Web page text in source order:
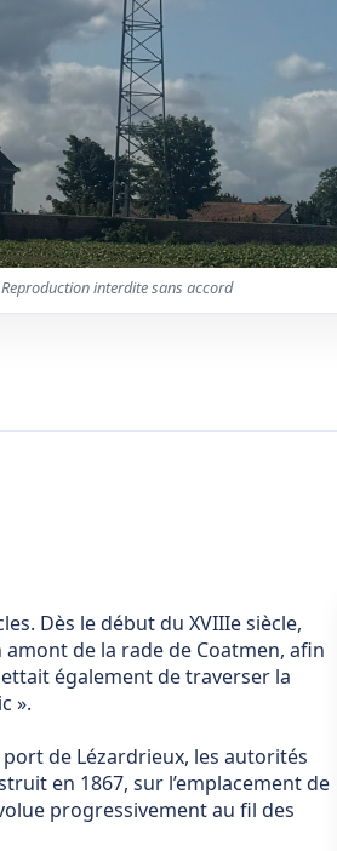
interdite sans accord
Dès le début du XVIIIe siècle,
de la rade de Coatmen, afin
également de traverser la
».
de Lézardrieux, les autorités
en 1867, sur l’emplacement de
progressivement au fil des